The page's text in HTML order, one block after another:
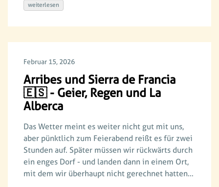
weiterlesen
Februar 15, 2026
Arribes und Sierra de Francia
🇪🇸 - Geier, Regen und La
Alberca
Das Wetter meint es weiter nicht gut mit uns,
aber pünktlich zum Feierabend reißt es für zwei
Stunden auf. Später müssen wir rückwärts durch
ein enges Dorf - und landen dann in einem Ort,
mit dem wir überhaupt nicht gerechnet hatten…